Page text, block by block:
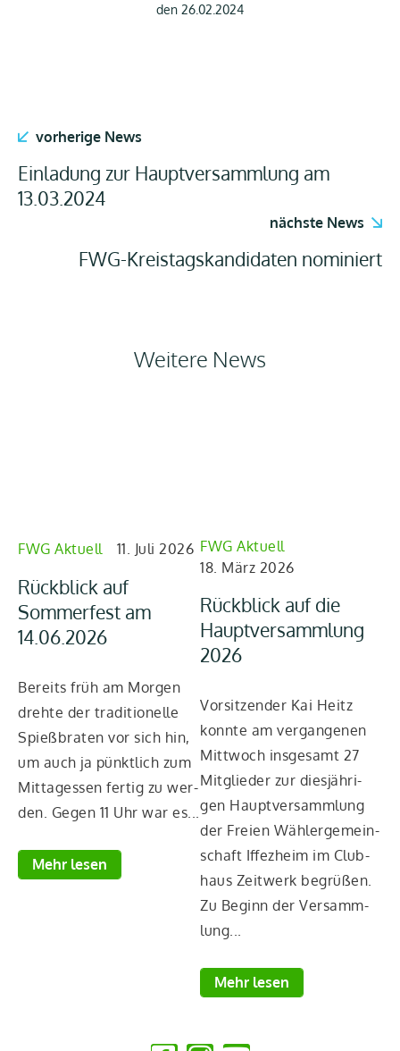
den 26.02.2024
vorherige News
Einladung zur Hauptversammlung am
13.03.2024
nächste News
FWG-Kreistagskandidaten nominiert
Weitere News
FWG Aktuell 11. Juli 2026
Rückblick auf
Sommerfest am
14.06.2026
Bereits früh am Mor­gen
dreh­te der tra­di­tio­nel­le
Spieß­bra­ten vor sich hin,
um auch ja pünkt­lich zum
Mit­tag­essen fer­tig zu wer­
den. Gegen 11 Uhr war es...
Mehr lesen
FWG Aktuell
18. März 2026
Rückblick auf die
Hauptversammlung
2026
Vor­sit­zen­der Kai Heitz
konn­te am ver­gan­ge­nen
Mitt­woch ins­ge­samt 27
Mit­glie­der zur dies­jäh­ri­
gen Haupt­ver­samm­lung
der Frei­en Wäh­ler­ge­mein­
schaft Iffez­heim im Club­
haus Zeit­werk begrü­ßen.
Zu Beginn der Ver­samm­
lung...
Mehr lesen